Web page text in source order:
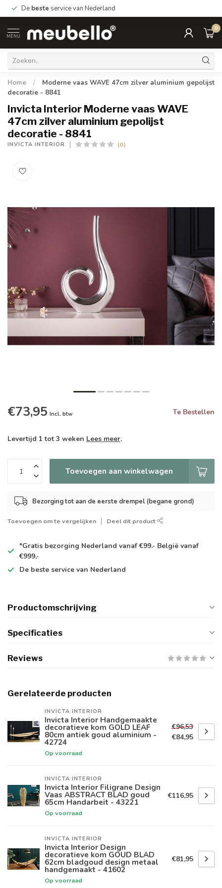
De beste service van Nederland
MENU
0
Home /
Moderne vaas WAVE 47cm zilver aluminium gepolijst
decoratie - 8841
Invicta Interior Moderne vaas WAVE
47cm zilver aluminium gepolijst
decoratie - 8841
INVICTA INTERIOR (0)
€73,95 Incl. btw Te Bestellen
Levertijd 1 tot 3 weken Lees meer.
Toevoegen aan winkelwagen
Bezorging tot aan de eerste drempel (begane grond)
Toevoegen om te vergelijken Deel dit product
*Gratis bezorging Nederland vanaf €99.- België vanaf
€999,-
De beste service van Nederland
Productomschrijving
Specificaties
Reviews
Gerelateerde producten
INVICTA INTERIOR
Invicta Interior Handgemaakte
decoratieve kom GOLD LEAF
80cm antiek goud aluminium -
42724
Op voorraad
€96,53
€84,95
INVICTA INTERIOR
Invicta Interior Filigrane Design
Vaas ABSTRACT BLAD goud
65cm Handarbeit - 43221
Op voorraad
€116,95
INVICTA INTERIOR
Invicta Interior Design
decoratieve kom GOUD BLAD
62cm bladgoud design metaal
handgemaakt - 41602
Op voorraad
€81,95